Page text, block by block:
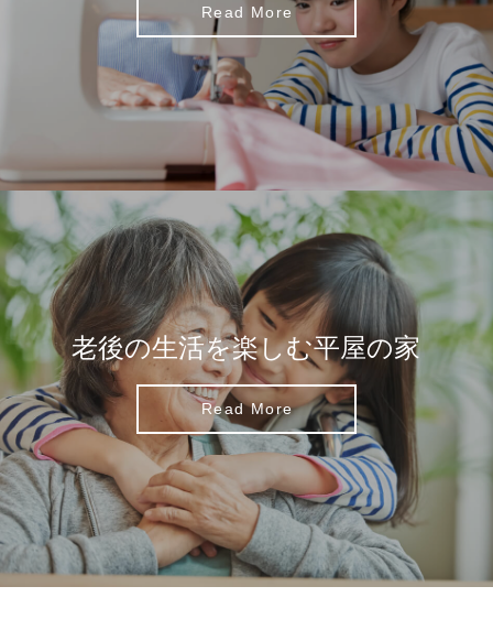
Read More
老後の生活を楽しむ平屋の家
Read More